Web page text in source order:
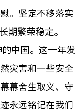
。坚定不移落实
期繁荣稳定。
中国。这一年发
灾害和一些安全
幕舍生取义、守
永远铭记在我们